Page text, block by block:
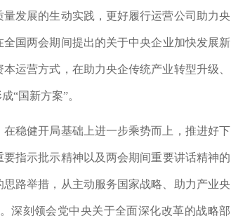
发展的生动实践，更好履行运营公司助力央
全国两会期间提出的关于中央企业加快发展新
运营方式，在助力央企传统产业转型升级、
“国新方案”。
稳健开局基础上进一步乘势而上，推进好下
指示批示精神以及两会期间重要讲话精神的
路举措，从主动服务国家战略、助力产业央
深刻领会党中央关于全面深化改革的战略部